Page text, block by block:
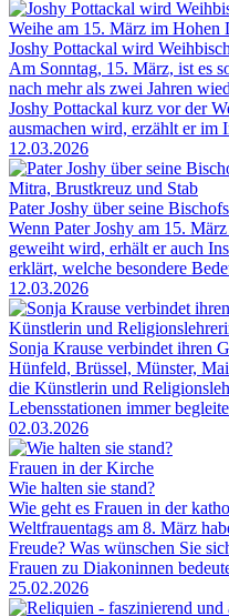
Weihe am 15. März im Hohen
Joshy Pottackal wird
Am Sonntag, 15. März, ist es
nach mehr als zwei Jahren
Joshy Pottackal kurz vor der
ausmachen wird, erzählt er im
12.03.2026
Mitra, Brustkreuz und Stab
Pater Joshy über seine
Wenn Pater Joshy am 15.
geweiht wird, erhält er auch
erklärt, welche besondere
12.03.2026
Künstlerin und
Sonja Krause verbindet ihren
Hünfeld, Brüssel, Münster,
die Künstlerin und
Lebensstationen immer
02.03.2026
Frauen in der Kirche
Wie halten sie stand?
Wie geht es Frauen in der
Weltfrauentags am 8. März
Freude? Was wünschen Sie
Frauen zu Diakoninnen
25.02.2026